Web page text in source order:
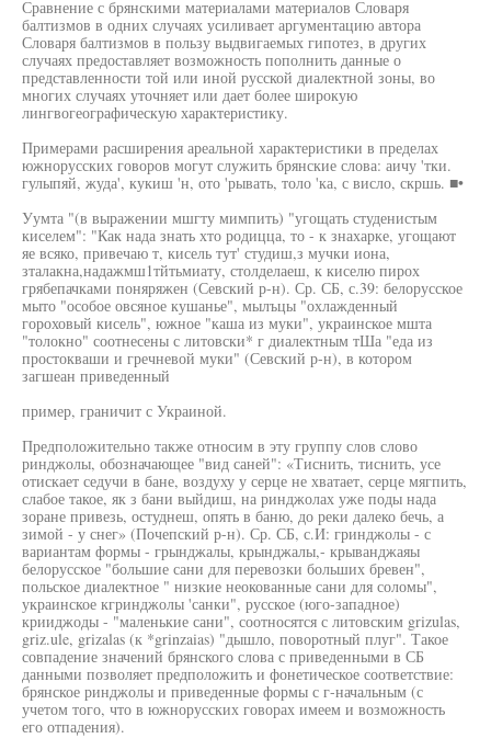
Сравнение с брянскими материалами материалов Словаря
балтизмов в одних случаях усиливает аргументацию автора
Словаря балтизмов в пользу выдвигаемых гипотез, в других
случаях предоставляет возможность пополнить данные о
представленности той или иной русской диалектной зоны, во
многих случаях уточняет или дает более широкую
лингвогеографическую характеристику.
Примерами расширения ареальной характеристики в пределах
южнорусских говоров могут служить брянские слова: аичу 'тки.
гулыпяй, жуда', кукиш 'н, ото 'рывать, толо 'ка, с висло, скршь. ■•
Уумта "(в выражении мшгту мимпить) "угощать студенистым
киселем": "Как нада знать хто родицца, то - к знахарке, угощают
яе всяко, привечаю т, кисель тут' студиш,з мучки иона,
зталакна,надажмш1тйтьмиату, столделаеш, к киселю пирох
грябепачками поняряжен (Севский р-н). Ср. СБ, с.39: белорусское
мыто "особое овсяное кушанье", мылъцы "охлажденный
гороховый кисель", южное "каша из муки", украинское мшта
"толокно" соотнесены с литовски* г диалектным тШа "еда из
простокваши и гречневой муки" (Севский р-н), в котором
загшеан приведенный
пример, граничит с Украиной.
Предположительно также относим в эту группу слов слово
ринджолы, обозначающее "вид саней": «Тиснить, тиснить, усе
отискает седучи в бане, воздуху у серце не хватает, серце мягпить,
слабое такое, як з бани выйдиш, на ринджолах уже поды нада
зоране привезь, остуднеш, опять в баню, до реки далеко бечь, а
зимой - у снег» (Почепский р-н). Ср. СБ, с.И: гринджолы - с
вариантам формы - грынджалы, крынджалы,- крыванджаяы
белорусское "большие сани для перевозки больших бревен",
польское диалектное " низкие неокованные сани для соломы",
украинское кгринджолы 'санки", русское (юго-западное)
крииджоды - "маленькие сани", соотносятся с литовским grizulas,
griz.ule, grizalas (к *grinzaias) "дышло, поворотный плуг". Такое
совпадение значений брянского слова с приведенными в СБ
данными позволяет предположить и фонетическое соответствие:
брянское ринджолы и приведенные формы с г-начальным (с
учетом того, что в южнорусских говорах имеем и возможность
его отпадения).